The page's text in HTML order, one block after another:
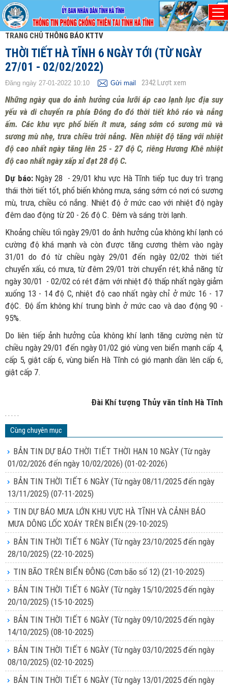
TRANG CHỦ THÔNG BÁO KTTV
THỜI TIẾT HÀ TĨNH 6 NGÀY TỚI (TỪ NGÀY
27/01 - 02/02/2022)
Đăng ngày 27-01-2022 10:10 Gửi mail 2342Lượt xem
Những ngày qua do ảnh hưởng của lưỡi áp cao lạnh lục địa suy
yếu và di chuyển ra phía Đông đo đó thời tiết khô ráo và nắng
ấm. Các khu vực phổ biến ít mưa, sáng sớm có sương mù và
sương mù nhẹ, trưa chiều trời nắng. Nền nhiệt độ tăng với nhiệt
độ cao nhất ngày tăng lên 25 - 27 độ C, riêng Hương Khê nhiệt
độ cao nhất ngày xấp xỉ đạt 28 độ C.
Dự báo: Ngày 28 - 29/01 khu vực Hà Tĩnh tiếp tục duy trì trạng
thái thời tiết tốt, phổ biến không mưa, sáng sớm có nơi có sương
mù, trưa, chiều có nắng. Nhiệt độ ở mức cao với nhiệt độ ngày
đêm dao động từ 20 - 26 độ C. Đêm và sáng trời lạnh.
Khoảng chiều tối ngày 29/01 do ảnh hưởng của không khí lạnh có
cường độ khá mạnh và còn được tăng cương thêm vào ngày
31/01 do đó từ chiều ngày 29/01 đến ngày 02/02 thời tiết
chuyển xấu, có mưa, từ đêm 29/01 trời chuyển rét; khả năng từ
ngày 30/01 - 02/02 có rét đậm với nhiệt độ thấp nhất ngày giảm
xuống 13 - 14 độ C, nhiệt độ cao nhất ngày chỉ ở mức 16 - 17
độC. Độ ẩm không khí trung bình ở mức cao và dao động 90 -
95%.
Do liên tiếp ảnh hưởng của không khí lạnh tăng cường nên từ
chiều ngày 29/01 đến ngày 01/02 gió vùng ven biển mạnh cấp 4,
cấp 5, giật cấp 6, vùng biển Hà Tĩnh có gió mạnh dần lên cấp 6,
giật cấp 7.
Đài Khí tượng Thủy văn tỉnh Hà Tĩnh
. . . . .
Cùng chuyên mục
BẢN TIN DỰ BÁO THỜI TIẾT THỜI HẠN 10 NGÀY (Từ ngày
01/02/2026 đến ngày 10/02/2026) (01-02-2026)
BẢN TIN THỜI TIẾT 6 NGÀY (Từ ngày 08/11/2025 đến ngày
13/11/2025) (07-11-2025)
TIN DỰ BÁO MƯA LỚN KHU VỰC HÀ TĨNH VÀ CẢNH BÁO
MƯA DÔNG LỐC XOÁY TRÊN BIỂN (29-10-2025)
BẢN TIN THỜI TIẾT 6 NGÀY (Từ ngày 23/10/2025 đến ngày
28/10/2025) (22-10-2025)
TIN BÃO TRÊN BIỂN ĐÔNG (Cơn bão số 12) (21-10-2025)
BẢN TIN THỜI TIẾT 6 NGÀY (Từ ngày 15/10/2025 đến ngày
20/10/2025) (15-10-2025)
BẢN TIN THỜI TIẾT 6 NGÀY (Từ ngày 09/10/2025 đến ngày
14/10/2025) (08-10-2025)
BẢN TIN THỜI TIẾT 6 NGÀY (Từ ngày 03/10/2025 đến ngày
08/10/2025) (02-10-2025)
BẢN TIN THỜI TIẾT 6 NGÀY (Từ ngày 13/01/2025 đến ngày